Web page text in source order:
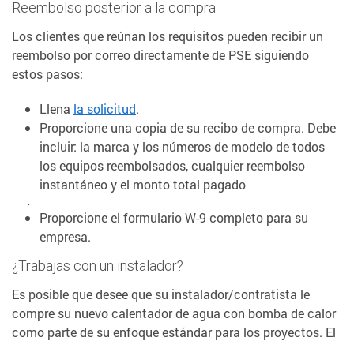
Reembolso posterior a la compra
Los clientes que reúnan los requisitos pueden recibir un
reembolso por correo directamente de PSE siguiendo
estos pasos:
Llena la solicitud.
Proporcione una copia de su recibo de compra. Debe
incluir: la marca y los números de modelo de todos
los equipos reembolsados, cualquier reembolso
instantáneo y el monto total pagado
.
Proporcione el formulario W-9 completo para su
empresa.
¿Trabajas con un instalador?
Es posible que desee que su instalador/contratista le
compre su nuevo calentador de agua con bomba de calor
como parte de su enfoque estándar para los proyectos. El